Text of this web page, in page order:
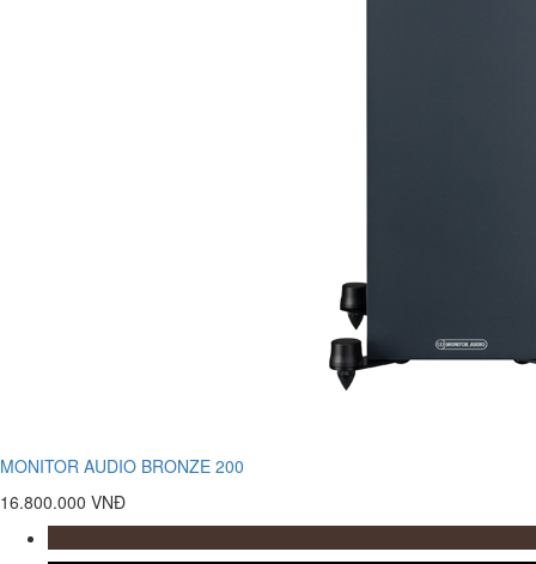
MONITOR AUDIO BRONZE 200
16.800.000 VNĐ